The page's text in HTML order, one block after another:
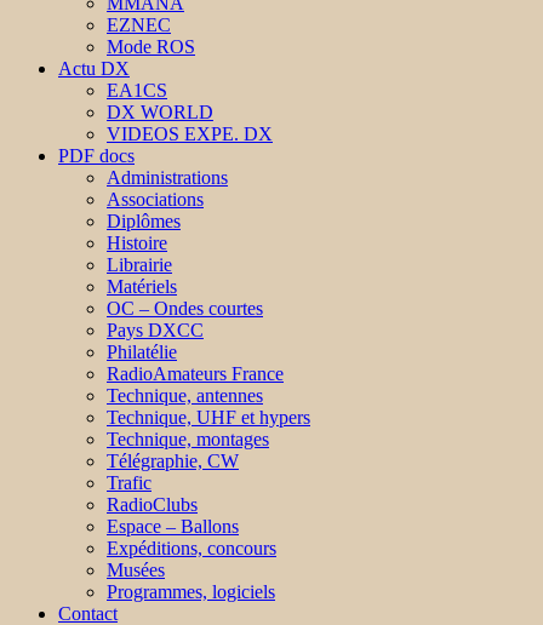
EZNEC
Mode ROS
Actu DX
EA1CS
DX WORLD
VIDEOS EXPE. DX
PDF docs
Administrations
Associations
Diplômes
Histoire
Librairie
Matériels
OC – Ondes courtes
Pays DXCC
Philatélie
RadioAmateurs France
Technique, antennes
Technique, UHF et hypers
Technique, montages
Télégraphie, CW
Trafic
RadioClubs
Espace – Ballons
Expéditions, concours
Musées
Programmes, logiciels
Contact